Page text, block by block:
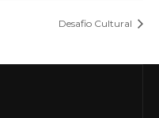
Desafio Cultural